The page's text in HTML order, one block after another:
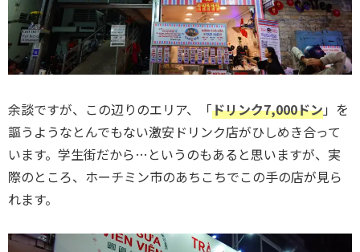
余談ですが、この辺りのエリア、「ドリンク7,000ドン」を
謳うようなとんでもない激安ドリンク店がひしめき合って
います。学生街だから…というのもあると思いますが、実
際のところ、ホーチミン市のあちこちでこの手の店が見ら
れます。